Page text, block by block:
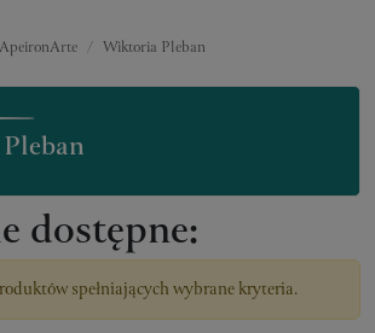
Wiktoria Pleban
dostępne:
spełniających wybrane kryteria.